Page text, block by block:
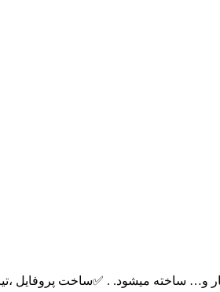
ساخته میشود. . ✅ساخت پروفایل